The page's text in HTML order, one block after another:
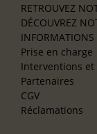
RETROUVEZ
DÉCOUVREZ
INFORMATIONS
Prise en charge
Interventions et
Partenaires
CGV
Réclamations